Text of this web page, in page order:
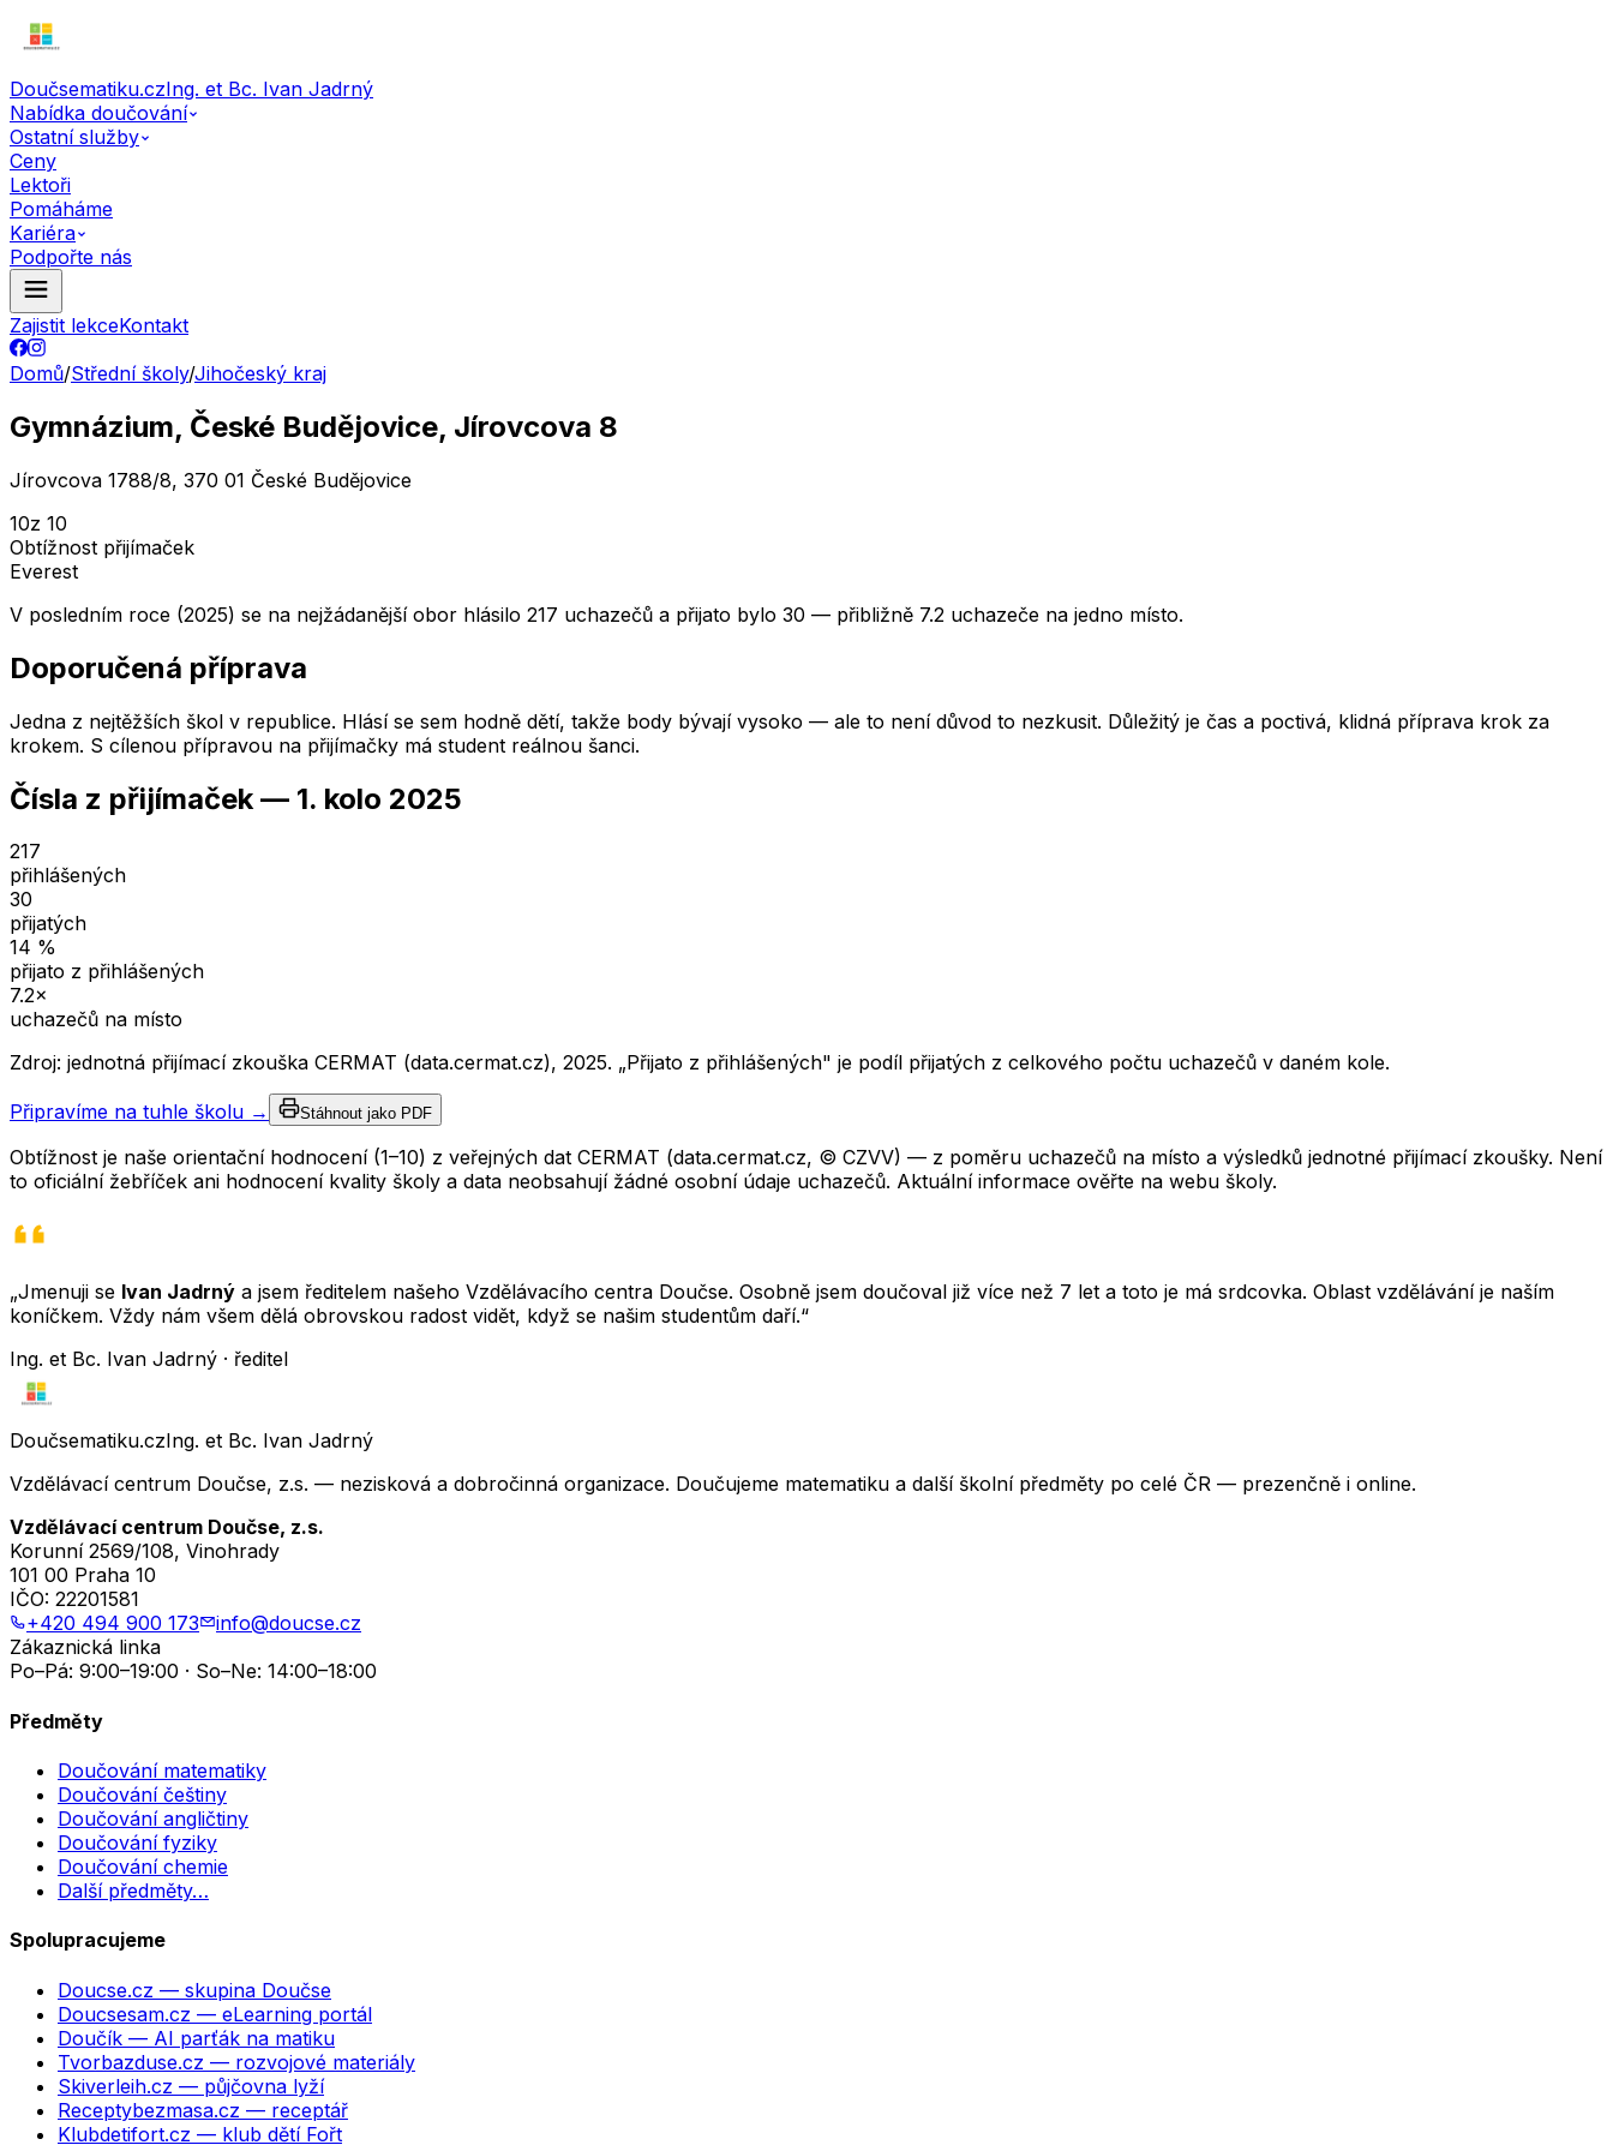
Doučsematiku.czIng. et Bc. Ivan Jadrný
Nabídka doučování
Ostatní služby
Ceny
Lektoři
Pomáháme
Kariéra
Podpořte nás
Zajistit lekceKontakt
Domů/Střední školy/Jihočeský kraj
Gymnázium, České Budějovice, Jírovcova 8
Jírovcova 1788/8, 370 01 České Budějovice
10z 10
Obtížnost přijímaček
Everest
V posledním roce (2025) se na nejžádanější obor hlásilo 217 uchazečů a přijato bylo 30 — přibližně 7.2 uchazeče na jedno místo.
Doporučená příprava
Jedna z nejtěžších škol v republice. Hlásí se sem hodně dětí, takže body bývají vysoko — ale to není důvod to nezkusit. Důležitý je čas a poctivá, klidná příprava krok za
krokem. S cílenou přípravou na přijímačky má student reálnou šanci.
Čísla z přijímaček — 1. kolo 2025
217
přihlášených
30
přijatých
14 %
přijato z přihlášených
7.2×
uchazečů na místo
Zdroj: jednotná přijímací zkouška CERMAT (data.cermat.cz), 2025. „Přijato z přihlášených" je podíl přijatých z celkového počtu uchazečů v daném kole.
Připravíme na tuhle školu → Stáhnout jako PDF
Obtížnost je naše orientační hodnocení (1–10) z veřejných dat CERMAT (data.cermat.cz, © CZVV) — z poměru uchazečů na místo a výsledků jednotné přijímací zkoušky. Není
to oficiální žebříček ani hodnocení kvality školy a data neobsahují žádné osobní údaje uchazečů. Aktuální informace ověřte na webu školy.
„Jmenuji se Ivan Jadrný a jsem ředitelem našeho Vzdělávacího centra Doučse. Osobně jsem doučoval již více než 7 let a toto je má srdcovka. Oblast vzdělávání je naším
koníčkem. Vždy nám všem dělá obrovskou radost vidět, když se našim studentům daří.“
Ing. et Bc. Ivan Jadrný · ředitel
Doučsematiku.czIng. et Bc. Ivan Jadrný
Vzdělávací centrum Doučse, z.s. — nezisková a dobročinná organizace. Doučujeme matematiku a další školní předměty po celé ČR — prezenčně i online.
Vzdělávací centrum Doučse, z.s.
Korunní 2569/108, Vinohrady
101 00 Praha 10
IČO: 22201581
+420 494 900 173
info@doucse.cz
Zákaznická linka
Po–Pá: 9:00–19:00 · So–Ne: 14:00–18:00
Předměty
Doučování matematiky
Doučování češtiny
Doučování angličtiny
Doučování fyziky
Doučování chemie
Další předměty…
Spolupracujeme
Doucse.cz — skupina Doučse
Doucsesam.cz — eLearning portál
Doučík — AI parťák na matiku
Tvorbazduse.cz — rozvojové materiály
Skiverleih.cz — půjčovna lyží
Receptybezmasa.cz — receptář
Klubdetifort.cz — klub dětí Fořt